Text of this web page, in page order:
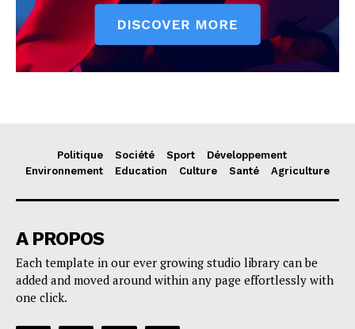
Politique Société Sport
Développement
Environnement
Education Culture Santé Agriculture
A PROPOS
Each template in our ever growing studio library can be
added and moved around within any page effortlessly with
one click.